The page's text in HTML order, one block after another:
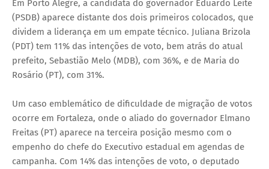
Em Porto Alegre, a candidata do governador Eduardo Leite
(PSDB) aparece distante dos dois primeiros colocados, que
dividem a liderança em um empate técnico. Juliana Brizola
(PDT) tem 11% das intenções de voto, bem atrás do atual
prefeito, Sebastião Melo (MDB), com 36%, e de Maria do
Rosário (PT), com 31%.
Um caso emblemático de dificuldade de migração de votos
ocorre em Fortaleza, onde o aliado do governador Elmano
Freitas (PT) aparece na terceira posição mesmo com o
empenho do chefe do Executivo estadual em agendas de
campanha. Com 14% das intenções de voto, o deputado